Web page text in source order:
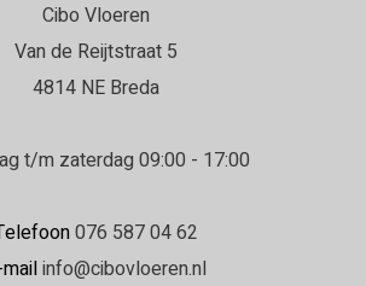
Cibo Vloeren
Van de Reijtstraat 5
4814 NE Breda
t/m zaterdag 09:00 - 17:00
076 587 04 62
info@cibovloeren.nl